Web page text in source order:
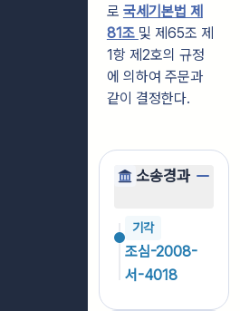
로 국세기본법 제
81조 및 제65조 제
1항 제2호의 규정
에 의하여 주문과
같이 결정한다.
소송경과
기각
조심-2008-
서-4018